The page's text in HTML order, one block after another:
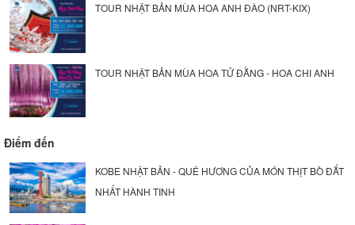
TOUR NHẬT BẢN MÙA HOA ANH ĐÀO (NRT-KIX)
TOUR NHẬT BẢN MÙA HOA TỬ ĐẰNG - HOA CHI ANH
Điểm đến
KOBE NHẬT BẢN - QUÊ HƯƠNG CỦA MÓN THỊT BÒ ĐẮT
NHẤT HÀNH TINH